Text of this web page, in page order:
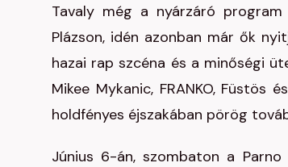
Tavaly még a nyárzáró
Plázson, idén azonban már ők
hazai rap szcéna és a minőségi
Mikee Mykanic, FRANKO, Füstös
holdfényes éjszakában pörög
Június 6-án, szombaton a